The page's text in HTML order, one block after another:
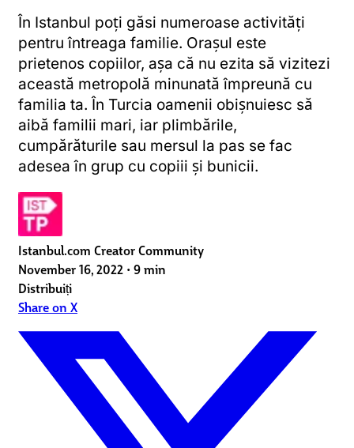
În Istanbul poți găsi numeroase activități
pentru întreaga familie. Orașul este
prietenos copiilor, așa că nu ezita să vizitezi
această metropolă minunată împreună cu
familia ta. În Turcia oamenii obișnuiesc să
aibă familii mari, iar plimbările,
cumpărăturile sau mersul la pas se fac
adesea în grup cu copiii și bunicii.
Istanbul.com Creator Community
November 16, 2022 • 9 min
Distribuiți
Share on X